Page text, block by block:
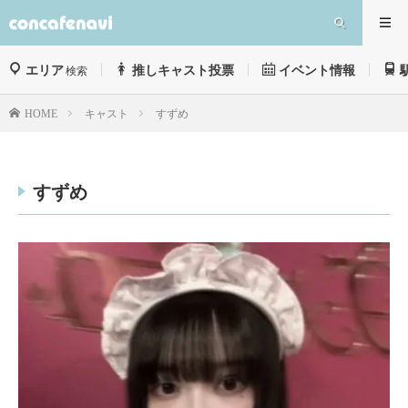
エリア検索 推しキャスト投票 イベント情報
HOME キャスト すずめ
すずめ